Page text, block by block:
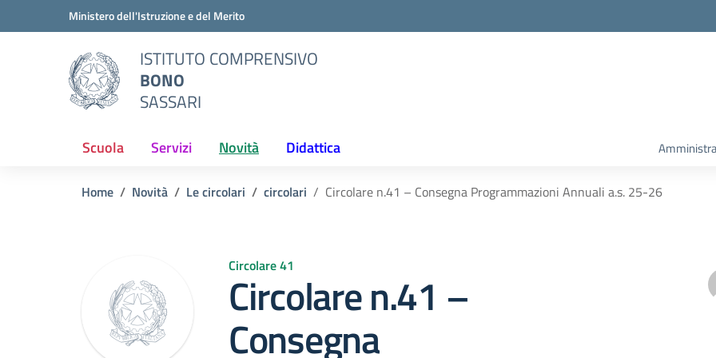
Vai ai contenuti
Vai al menu di navigazioneMinistero dell'Istruzione e del Merito
ISTITUTO COMPRENSIVO
BONO
SASSARI
Scuola Servizi Novità Didattica
Home Novità Le circolari circolari Circolare n.41 – Consegna Programmazioni Annuali a.s. 25-26
Circolare 41
Circolare n.41 –
Consegna